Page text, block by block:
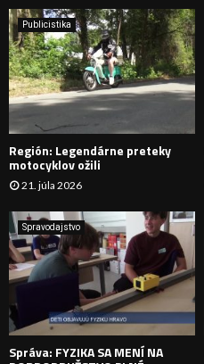
i
e
:
Publicistika
Región: Legendárne preteky
motocyklov ožili
21. júla 2026
Spravodajstvo
Správa: FYZIKA SA MENÍ NA